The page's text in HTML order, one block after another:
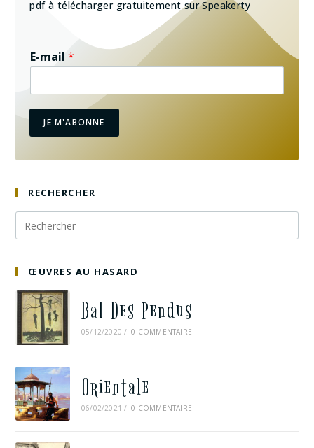
pdf à télécharger gratuitement sur Speakerty
E-mail*
JE M'ABONNE
RECHERCHER
ŒUVRES AU HASARD
Bal Des Pendus
05/12/2020 / 0 COMMENTAIRE
Orientale
06/02/2021 / 0 COMMENTAIRE